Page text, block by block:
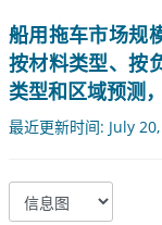
船用拖车市场规
按材料类型、按
类型和区域预测
最近更新时间: July